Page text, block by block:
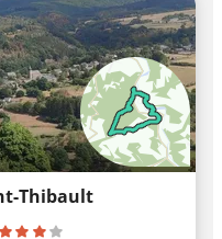
Thibault